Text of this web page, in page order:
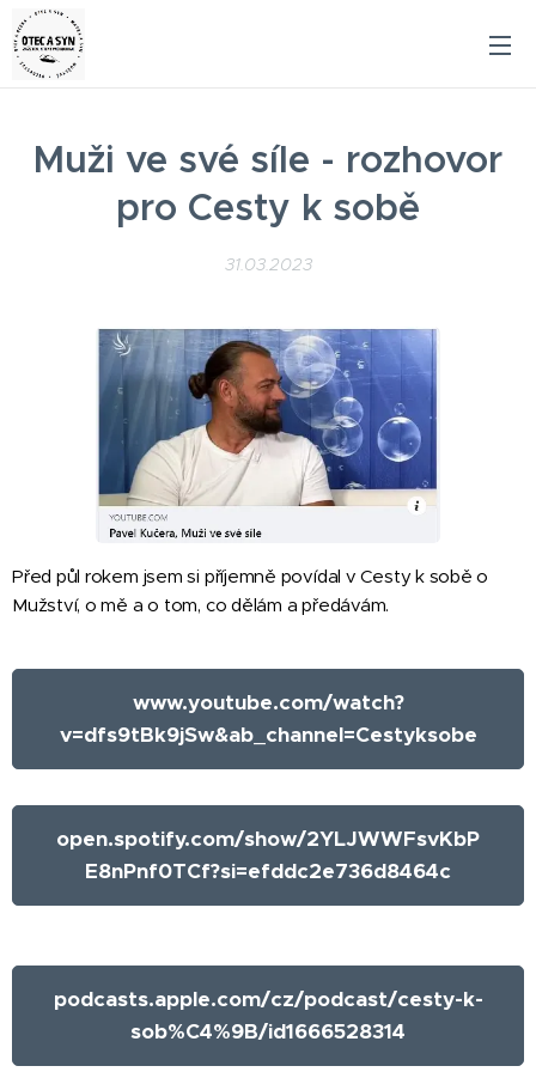
Muži ve své síle - rozhovor
pro Cesty k sobě
31.03.2023
Před půl rokem jsem si příjemně povídal v Cesty k sobě o
Mužství, o mě a o tom, co dělám a předávám.
www.youtube.com/watch?
v=dfs9tBk9jSw&ab_channel=Cestyksobe
open.spotify.com/show/2YLJWWFsvKbP
E8nPnf0TCf?si=efddc2e736d8464c
podcasts.apple.com/cz/podcast/cesty-k-
sob%C4%9B/id1666528314